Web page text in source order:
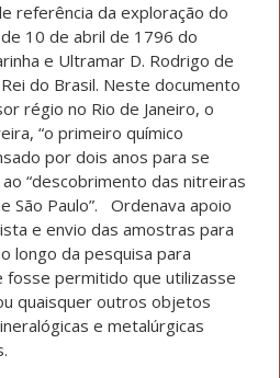
referência da exploração do
10 de abril de 1796 do
e Ultramar D. Rodrigo de
do Brasil. Neste documento
régio no Rio de Janeiro, o
“o primeiro químico
por dois anos para se
“descobrimento das nitreiras
São Paulo”. Ordenava apoio
e envio das amostras para
longo da pesquisa para
fosse permitido que utilizasse
quaisquer outros objetos
e metalúrgicas